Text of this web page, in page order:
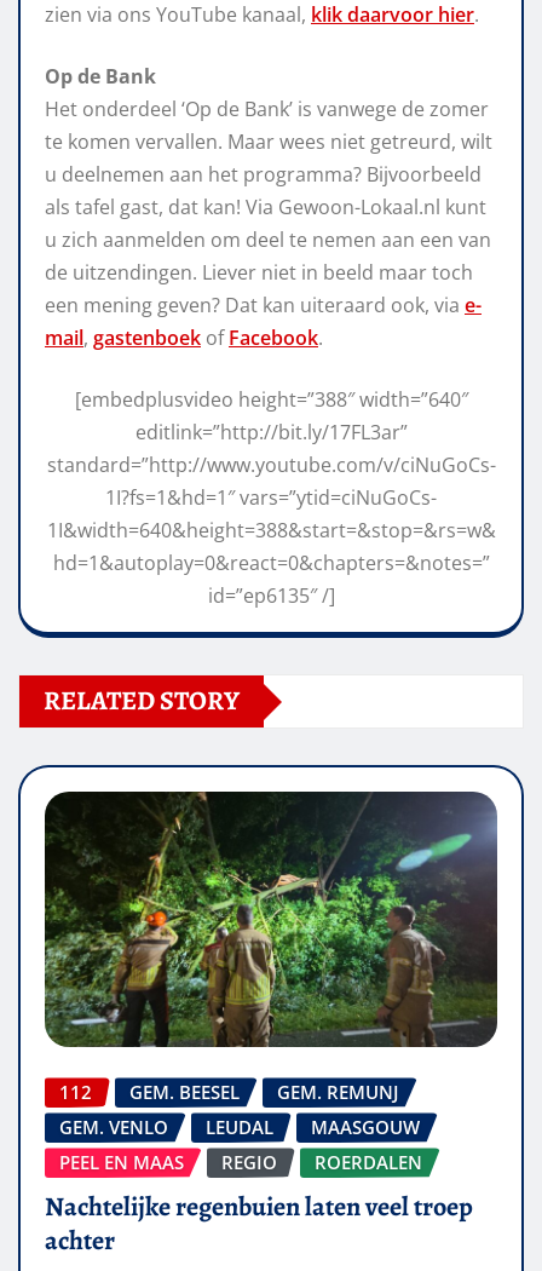
zien via ons YouTube kanaal, klik daarvoor hier.
Op de Bank
Het onderdeel ‘Op de Bank’ is vanwege de zomer
te komen vervallen. Maar wees niet getreurd, wilt
u deelnemen aan het programma? Bijvoorbeeld
als tafel gast, dat kan! Via Gewoon-Lokaal.nl kunt
u zich aanmelden om deel te nemen aan een van
de uitzendingen. Liever niet in beeld maar toch
een mening geven? Dat kan uiteraard ook, via e-
mail, gastenboek ofFacebook.
[embedplusvideo height=”388″ width=”640″
editlink=”http://bit.ly/17FL3ar”
standard=”http://www.youtube.com/v/ciNuGoCs-
1I?fs=1&hd=1″ vars=”ytid=ciNuGoCs-
1I&width=640&height=388&start=&stop=&rs=w&
hd=1&autoplay=0&react=0&chapters=&notes=”
id=”ep6135″ /]
RELATED STORY
112 GEM. BEESEL
GEM. REMUNJ
GEM. VENLO
LEUDAL
MAASGOUW
PEEL EN MAAS
REGIO ROERDALEN
Nachtelijke regenbuien laten veel troep
achter